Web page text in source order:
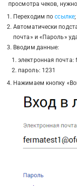
просмотра чеков,
Переходим поссылке;
Автоматически
почта» и «Пароль»
Вводим данные:
электронная почта:
пароль: 1231
Нажимаем кнопку